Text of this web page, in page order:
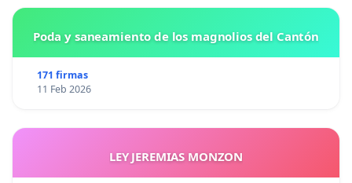
Poda y saneamiento de los magnolios del Cantón
171 firmas
11 Feb 2026
LEY JEREMIAS MONZON